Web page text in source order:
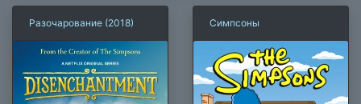
Разочарование (2018) Симпсоны